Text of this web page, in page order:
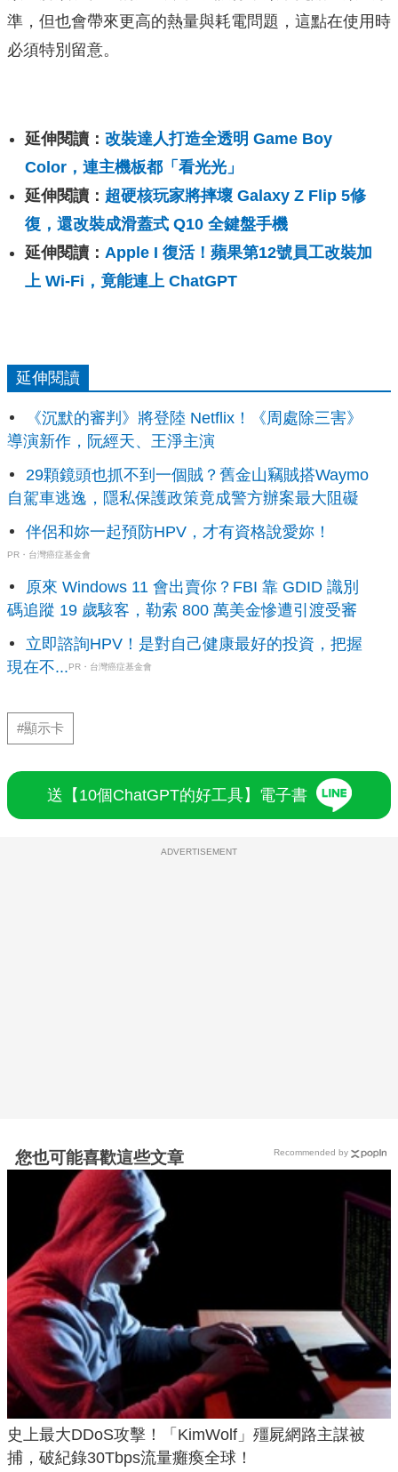
準，但也會帶來更高的熱量與耗電問題，這點在使用時
必須特別留意。
延伸閱讀： 改裝達人打造全透明 Game Boy
Color，連主機板都「看光光」
延伸閱讀： 超硬核玩家將摔壞 Galaxy Z Flip 5修
復，還改裝成滑蓋式 Q10 全鍵盤手機
延伸閱讀： Apple I 復活！蘋果第12號員工改裝加
上 Wi-Fi，竟能連上 ChatGPT
延伸閱讀
《沉默的審判》將登陸 Netflix！《周處除三害》
導演新作，阮經天、王淨主演
29顆鏡頭也抓不到一個賊？舊金山竊賊搭Waymo
自駕車逃逸，隱私保護政策竟成警方辦案最大阻礙
伴侶和妳一起預防HPV，才有資格說愛妳！
PR・台灣癌症基金會
原來 Windows 11 會出賣你？FBI 靠 GDID 識別
碼追蹤 19 歲駭客，勒索 800 萬美金慘遭引渡受審
立即諮詢HPV！是對自己健康最好的投資，把握
現在不...PR・台灣癌症基金會
#顯示卡
送【10個ChatGPT的好工具】電子書
ADVERTISEMENT
您也可能喜歡這些文章
史上最大DDoS攻擊！「KimWolf」殭屍網路主謀被
捕，破紀錄30Tbps流量癱瘓全球！
Recommended by